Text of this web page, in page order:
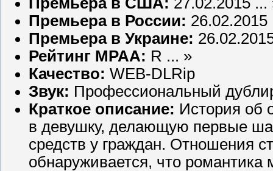
Премьера в России: 26.02.2015
Премьера в Украине:
Рейтинг MPAA: R ... »
Качество: WEB-DLRip
Звук: Профессиональный
Краткое описание: История об
в девушку, делающую первые
средств у граждан. Отношения
обнаруживается, что